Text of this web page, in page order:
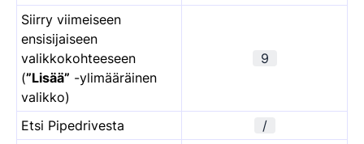
Siirry viimeiseen
ensisijaiseen
valikkokohteeseen
(”Lisää” -ylimääräinen
valikko)
9
Etsi Pipedrivesta
/